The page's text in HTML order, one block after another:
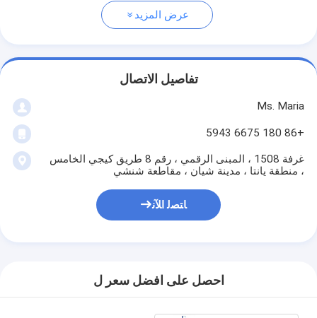
عرض المزيد
تفاصيل الاتصال
Ms. Maria
+86 180 6675 5943
غرفة 1508 ، المبنى الرقمي ، رقم 8 طريق كيجي الخامس
، منطقة يانتا ، مدينة شيان ، مقاطعة شنشي
ﺎﺘﺼﻟ ﺍﻶﻧ
احصل على افضل سعر ل